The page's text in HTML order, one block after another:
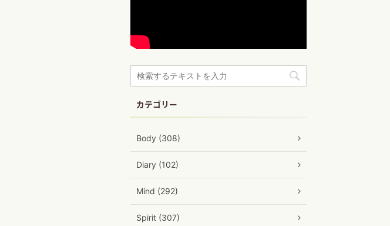
カテゴリー
Body (308)
Diary (102)
Mind (292)
Spirit (307)